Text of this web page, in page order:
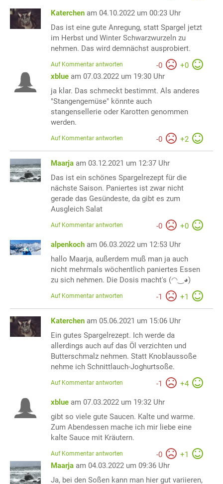
Katerchen am 04.10.2022 um 00:23 Uhr
Das ist eine gute Anregung, statt Spargel jetzt
im Herbst und Winter Schwarzwurzeln zu
nehmen. Das wird demnächst ausprobiert.
-0 +0
Auf Kommentar antworten
xblue am 07.03.2022 um 19:30 Uhr
ja klar. Das schmeckt bestimmt. Als anderes
"Stangengemüse" könnte auch
stangensellerie oder Karotten genommen
werden.
-0 +2
Auf Kommentar antworten
Maarja am 03.12.2021 um 12:37 Uhr
Das ist ein schönes Spargelrezept für die
nächste Saison. Paniertes ist zwar nicht
gerade das Gesündeste, da gibt es zum
Ausgleich Salat
-0 +0
Auf Kommentar antworten
alpenkoch am 06.03.2022 um 12:53 Uhr
hallo Maarja, außerdem muß man ja auch
nicht mehrmals wöchentlich paniertes Essen
zu sich nehmen. Die Dosis macht's (◠‿◕)
-1 +1
Auf Kommentar antworten
Katerchen am 05.06.2021 um 15:06 Uhr
Ein gutes Spargelrezept. Ich werde da
allerdings auch auf das Öl verzichten und
Butterschmalz nehmen. Statt Knoblaussoße
nehme ich Schnittlauch-Joghurtsoße.
-1 +4
Auf Kommentar antworten
xblue am 07.03.2022 um 19:32 Uhr
gibt so viele gute Saucen. Kalte und warme.
Zum Abendessen mache ich mir liebe eine
kalte Sauce mit Kräutern.
-0 +1
Auf Kommentar antworten
Maarja am 04.03.2022 um 09:36 Uhr
Ja, bei den Soßen kann man hier gut variieren,